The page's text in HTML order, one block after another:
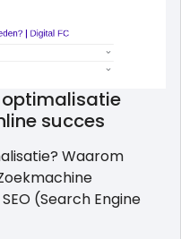
succes
Waarom
(Search Engine